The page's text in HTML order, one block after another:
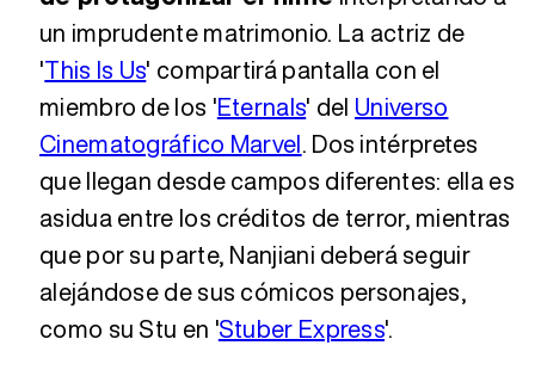
un imprudente matrimonio. La actriz de
'This Is Us' compartirá pantalla con el
miembro de los 'Eternals' del Universo
Cinematográfico Marvel. Dos intérpretes
que llegan desde campos diferentes: ella es
asidua entre los créditos de terror, mientras
que por su parte, Nanjiani deberá seguir
alejándose de sus cómicos personajes,
como su Stu en 'Stuber Express'.